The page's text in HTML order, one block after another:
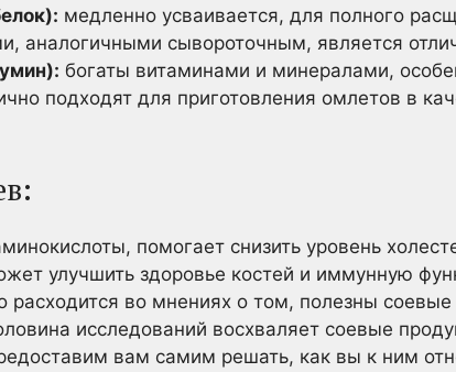
медленно усваивается, для полного
аналогичными сывороточным, является
богаты витаминами и минералами,
подходят для приготовления омлетов в
помогает снизить уровень
улучшить здоровье костей и иммунную
расходится во мнениях о том, полезны
исследований восхваляет соевые
вам самим решать, как вы к ним